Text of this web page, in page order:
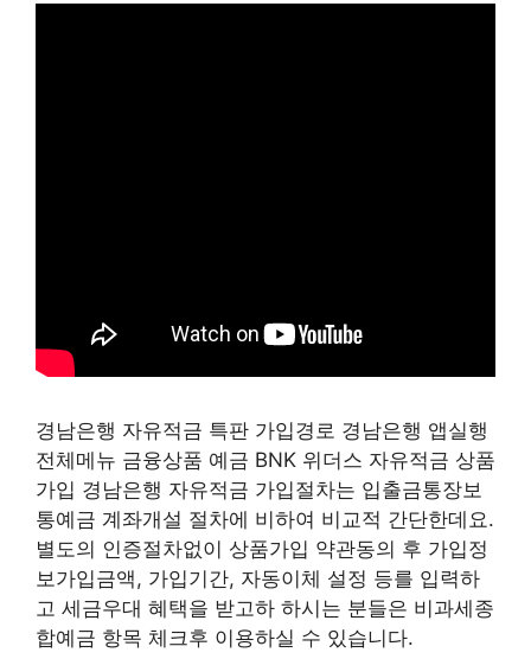
경남은행 자유적금 특판 가입경로 경남은행 앱실행
전체메뉴 금융상품 예금 BNK 위더스 자유적금 상품
가입 경남은행 자유적금 가입절차는 입출금통장보
통예금 계좌개설 절차에 비하여 비교적 간단한데요.
별도의 인증절차없이 상품가입 약관동의 후 가입정
보가입금액, 가입기간, 자동이체 설정 등를 입력하
고 세금우대 혜택을 받고하 하시는 분들은 비과세종
합예금 항목 체크후 이용하실 수 있습니다.